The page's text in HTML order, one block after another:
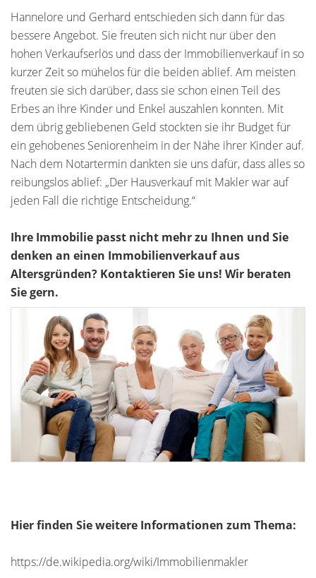
Hannelore und Gerhard entschieden sich dann für das
bessere Angebot. Sie freuten sich nicht nur über den
hohen Verkaufserlös und dass der Immobilienverkauf in so
kurzer Zeit so mühelos für die beiden ablief. Am meisten
freuten sie sich darüber, dass sie schon einen Teil des
Erbes an ihre Kinder und Enkel auszahlen konnten. Mit
dem übrig gebliebenen Geld stockten sie ihr Budget für
ein gehobenes Seniorenheim in der Nähe ihrer Kinder auf.
Nach dem Notartermin dankten sie uns dafür, dass alles so
reibungslos ablief: „Der Hausverkauf mit Makler war auf
jeden Fall die richtige Entscheidung.“
Ihre Immobilie passt nicht mehr zu Ihnen und Sie
denken an einen Immobilienverkauf aus
Altersgründen? Kontaktieren Sie uns! Wir beraten
Sie gern.
Hier finden Sie weitere Informationen zum Thema:
https://de.wikipedia.org/wiki/Immobilienmakler